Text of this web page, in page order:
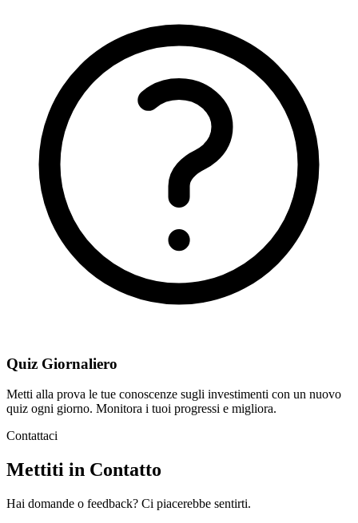
Quiz Giornaliero
Metti alla prova le tue conoscenze sugli investimenti con un nuovo
quiz ogni giorno. Monitora i tuoi progressi e migliora.
Contattaci
Mettiti in Contatto
Hai domande o feedback? Ci piacerebbe sentirti.